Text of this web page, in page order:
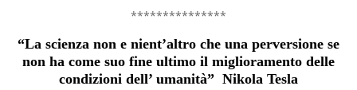
***************
“La scienza non e nient’altro che una perversione se
non ha come suo fine ultimo il miglioramento delle
condizioni dell’ umanità” Nikola Tesla